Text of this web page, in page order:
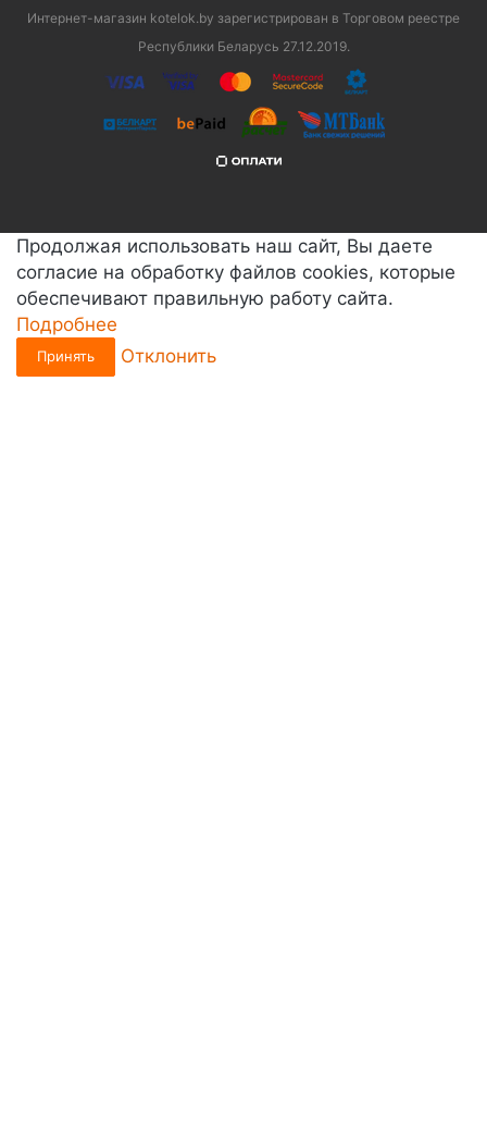
Интернет-магазин kotelok.by зарегистрирован в Торговом реестре
Республики Беларусь 27.12.2019.
Продолжая использовать наш сайт, Вы даете
согласие на обработку файлов cookies, которые
обеспечивают правильную работу сайта.
Подробнее
Принять Отклонить